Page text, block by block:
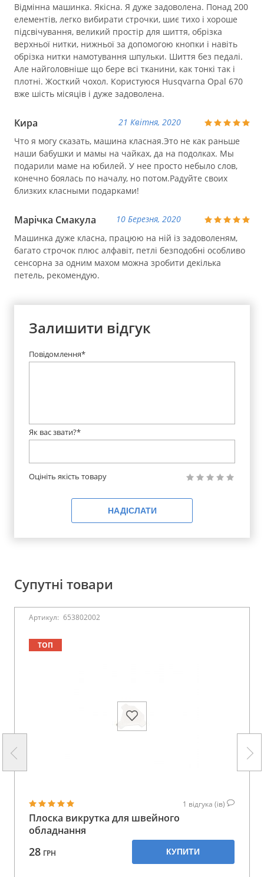
Відмінна машинка. Якісна. Я дуже задоволена. Понад 200
елементів, легко вибирати строчки, шиє тихо і хороше
підсвічування, великий простір для шиття, обрізка
верхньої нитки, нижньої за допомогою кнопки і навіть
обрізка нитки намотування шпульки. Шиття без педалі.
Але найголовніше що бере всі тканини, как тонкі так і
плотні. Жосткий чохол. Користуюся Husqvarna Opal 670
вже шість місяців і дуже задоволена.
Кира
21 Квітня, 2020
Что я могу сказать, машина класная.Это не как раньше
наши бабушки и мамы на чайках, да на подолках. Мы
подарили маме на юбилей. У нее просто небыло слов,
конечно боялась по началу, но потом.Радуйте своих
близких класными подарками!
Марічка Смакула
10 Березня, 2020
Машинка дуже класна, працюю на ній із задоволеням,
багато строчок плюс алфавіт, петлі безподобні особливо
сенсорна за одним махом можна зробити декілька
петель, рекомендую.
Залишити відгук
Повідомлення*
Як вас звати?*
Оцініть якість товару
НАДІСЛАТИ
Супутні товари
Артикул: 653802002
ТОП
1 відгука (ів)
Плоска викрутка для швейного
обладнання
28 ГРН КУПИТИ